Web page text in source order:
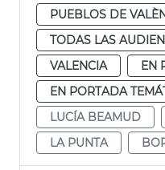
PUEBLOS DE
TODAS LAS
VALENCIA
EN
EN PORTADA
LUCÍA BEAMUD
LA PUNTA